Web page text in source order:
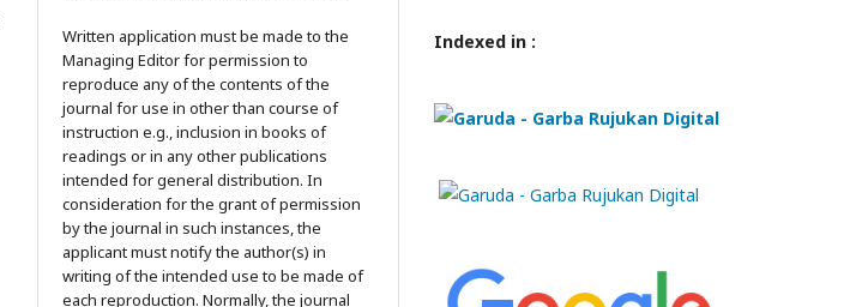
Written application must be made to the
Managing Editor for permission to
reproduce any of the contents of the
journal for use in other than course of
instruction e.g., inclusion in books of
readings or in any other publications
intended for general distribution. In
consideration for the grant of permission
by the journal in such instances, the
applicant must notify the author(s) in
writing of the intended use to be made of
each reproduction. Normally, the journal
Indexed in :